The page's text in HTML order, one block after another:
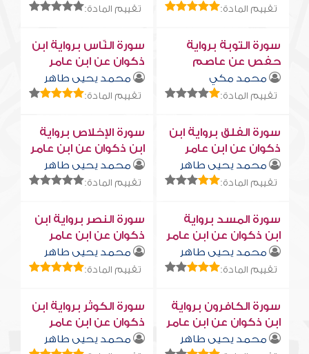
تقييم المادة: تقييم المادة:
سورة التوبة برواية
حفص عن عاصم
محمد مكي
تقييم المادة:
سورة النّاس برواية ابن
ذكوان عن ابن عامر
محمد يحيى طاهر
تقييم المادة:
سورة الفلق برواية ابن
ذكوان عن ابن عامر
محمد يحيى طاهر
تقييم المادة:
سورة الإخلاص برواية
ابن ذكوان عن ابن عامر
محمد يحيى طاهر
تقييم المادة:
سورة المسد برواية
ابن ذكوان عن ابن عامر
محمد يحيى طاهر
تقييم المادة:
سورة النصر برواية ابن
ذكوان عن ابن عامر
محمد يحيى طاهر
تقييم المادة:
سورة الكافرون برواية
ابن ذكوان عن ابن عامر
محمد يحيى طاهر
سورة الكوثر برواية ابن
ذكوان عن ابن عامر
محمد يحيى طاهر